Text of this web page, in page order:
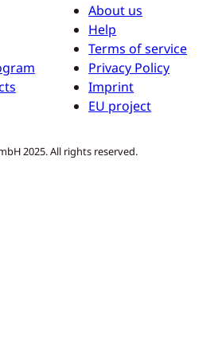
About us
Help
Terms of service
Privacy Policy
Imprint
EU project
2025. All rights reserved.